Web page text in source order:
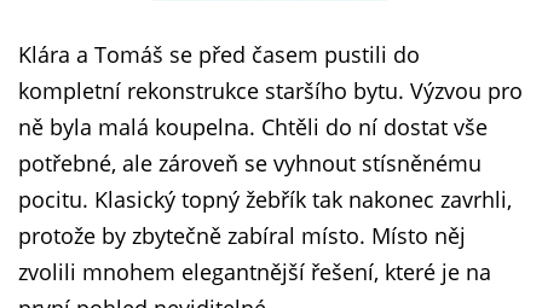
Klára a Tomáš se před časem pustili do
kompletní rekonstrukce staršího bytu. Výzvou pro
ně byla malá koupelna. Chtěli do ní dostat vše
potřebné, ale zároveň se vyhnout stísněnému
pocitu. Klasický topný žebřík tak nakonec zavrhli,
protože by zbytečně zabíral místo. Místo něj
zvolili mnohem elegantnější řešení, které je na